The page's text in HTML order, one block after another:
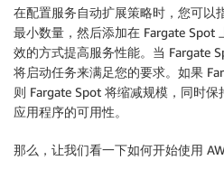
在配置服务自动扩展策略时，您可以
最小数量，然后添加在 Fargate Spot
效的方式提高服务性能。当 Fargate
将启动任务来满足您的要求。如果
则 Fargate Spot 将缩减规模，同时保
应用程序的可用性。
那么，让我们看一下如何开始使用